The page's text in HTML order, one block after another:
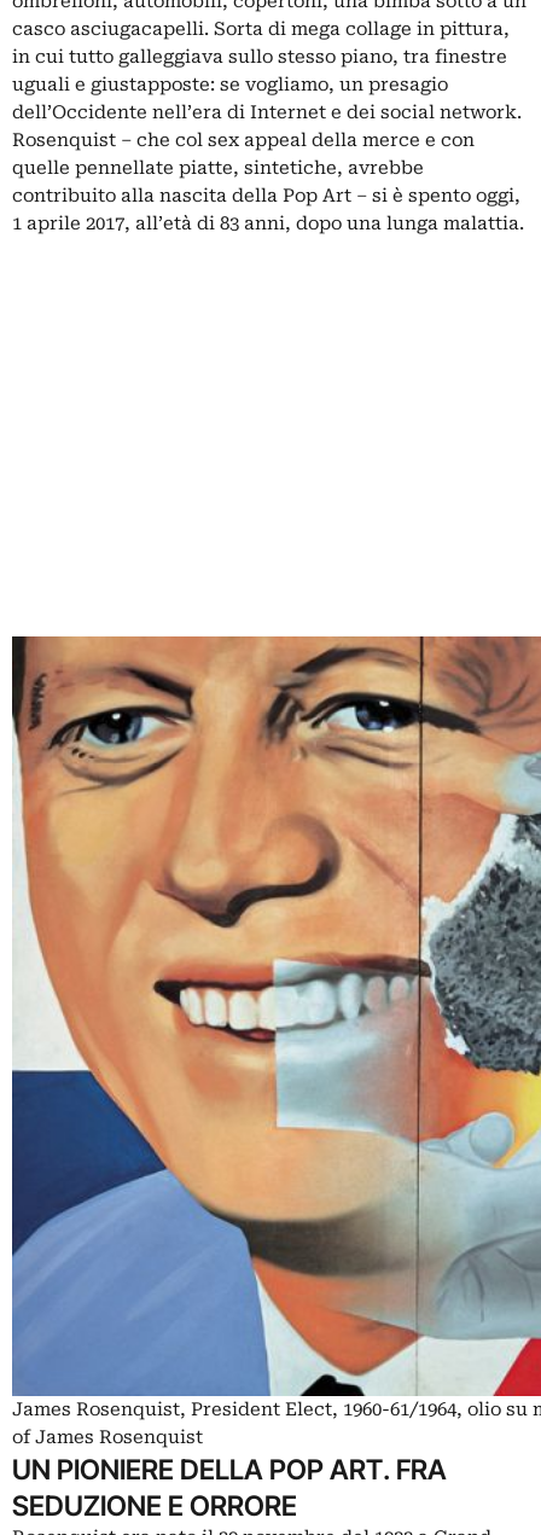
casco asciugacapelli. Sorta di mega collage in pittura,
in cui tutto galleggiava sullo stesso piano, tra finestre
uguali e giustapposte: se vogliamo, un presagio
dell’Occidente nell’era di Internet e dei social network.
Rosenquist – che col sex appeal della merce e con
quelle pennellate piatte, sintetiche, avrebbe
contribuito alla nascita della Pop Art – si è spento oggi,
1 aprile 2017, all’età di 83 anni, dopo una lunga malattia.
James Rosenquist, President Elect, 1960-61/1964, olio
of James Rosenquist
UN PIONIERE DELLA POP ART. FRA
SEDUZIONE E ORRORE